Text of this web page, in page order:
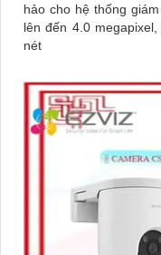
hảo cho hệ thống
lên đến 4.0
nét